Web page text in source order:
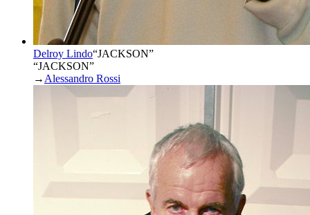
Delroy Lindo“JACKSON”
“JACKSON”
→ Alessandro Rossi